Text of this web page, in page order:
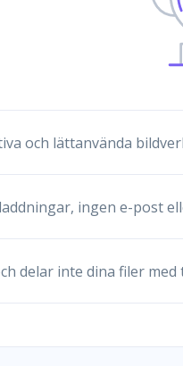
och lättanvända
ingen e-post
delar inte dina filer